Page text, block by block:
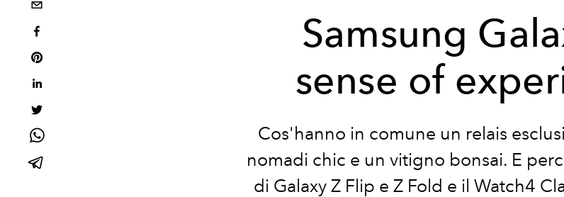
Samsung
sense of
Cos'hanno in comune un relais
nomadi chic e un vitigno bonsai. E
di Galaxy Z Flip e Z Fold e il Watch4